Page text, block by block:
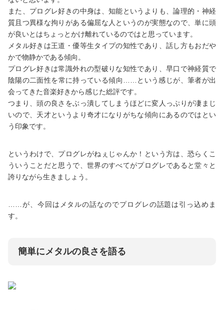
また、プログレ好きの中身は、知能というよりも、論理的・神経
質且つ異様な拘りがある偏屈な人というのが実態なので、単に頭
が良いとはちょっとかけ離れているのではと思っています。
メタル好きは王道・優等生タイプの知性であり、話し方もおだや
かで物静かである傾向。
プログレ好きは常識外れの型破りな知性であり、早口で神経質で
陰陽の二面性を常に持っている傾向……という感じが、筆者が出
会ってきた音楽好きから感じた総評です。
つまり、頭の良さをぶっ潰してしまうほどに変人っぷりが凄まじ
いので、天才というより奇才になりがちな傾向にあるのではとい
う印象です。
というわけで、プログレがねぇじゃんか！という方は、恐らくこ
ういうことだと思うで、世界のすべてがプログレであると堂々と
誇りながら生きましょう。
……が、今回はメタルの話なのでプログレの話題は引っ込めま
す。
簡単にメタルの良さを語る